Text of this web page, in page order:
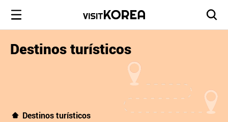
Destinos turísticos
Destinos turísticos